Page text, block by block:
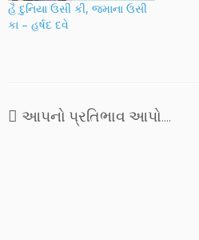
હૈ દુનિયા ઉસી કી, જમાના ઉસી
કા – હર્ષદ દવે
આપનો પ્રતિભાવ આપો....